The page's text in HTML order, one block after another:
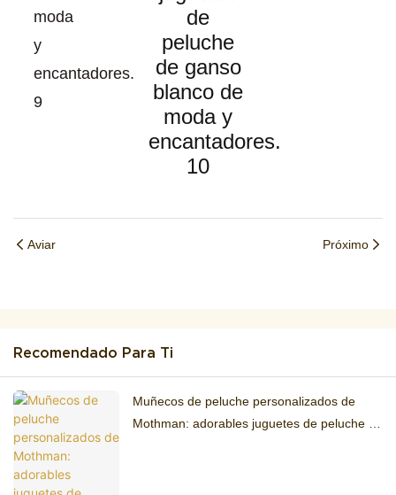
Aviar Próximo
Recomendado Para Ti
Muñecos de peluche personalizados de
Mothman: adorables juguetes de peluche de